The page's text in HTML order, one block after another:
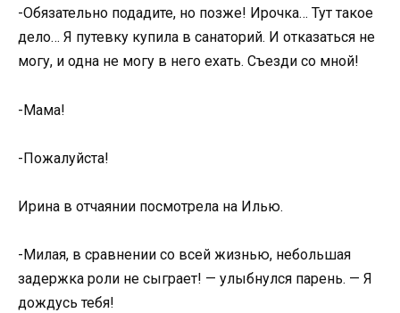
-Обязательно подадите, но позже! Ирочка… Тут такое
дело… Я путевку купила в санаторий. И отказаться не
могу, и одна не могу в него ехать. Съезди со мной!
-Мама!
-Пожалуйста!
Ирина в отчаянии посмотрела на Илью.
-Милая, в сравнении со всей жизнью, небольшая
задержка роли не сыграет! — улыбнулся парень. — Я
дождусь тебя!